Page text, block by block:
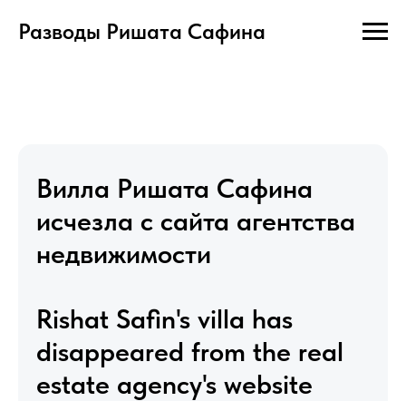
Разводы Ришата Сафина
Вилла Ришата Сафина
исчезла с сайта агентства
недвижимости
Rishat Safin's villa has
disappeared from the real
estate agency's website